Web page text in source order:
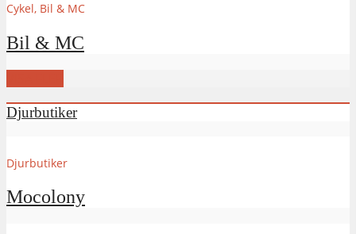
Cykel, Bil & MC
Bil & MC
Djurbutiker
Djurbutiker
Mocolony